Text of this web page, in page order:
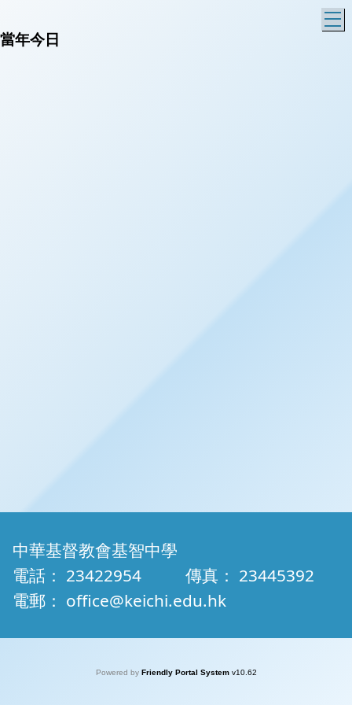
當年今日
中華基督教會基智中學
電話： 23422954 傳真： 23445392
電郵： office@keichi.edu.hk
Powered by Friendly Portal System v10.62